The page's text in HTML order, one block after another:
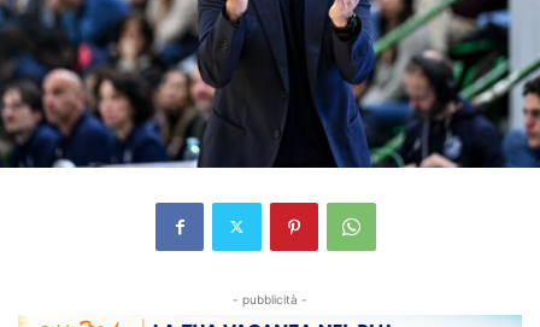
- pubblicità -